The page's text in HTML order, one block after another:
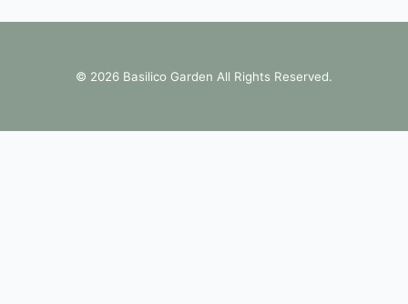
© 2026 Basilico Garden All Rights Reserved.